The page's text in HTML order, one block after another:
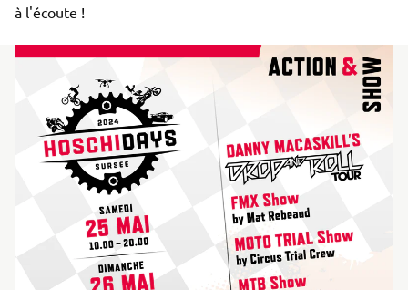
à l'écoute !